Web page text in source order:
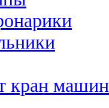
кран